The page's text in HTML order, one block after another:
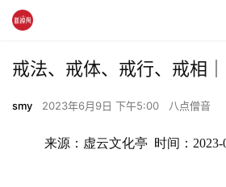
戒法、戒体、戒行、戒相
smy 2023年6月9日 下午5:00 八点僧音
来源：虚云文化亭  时间：2023-